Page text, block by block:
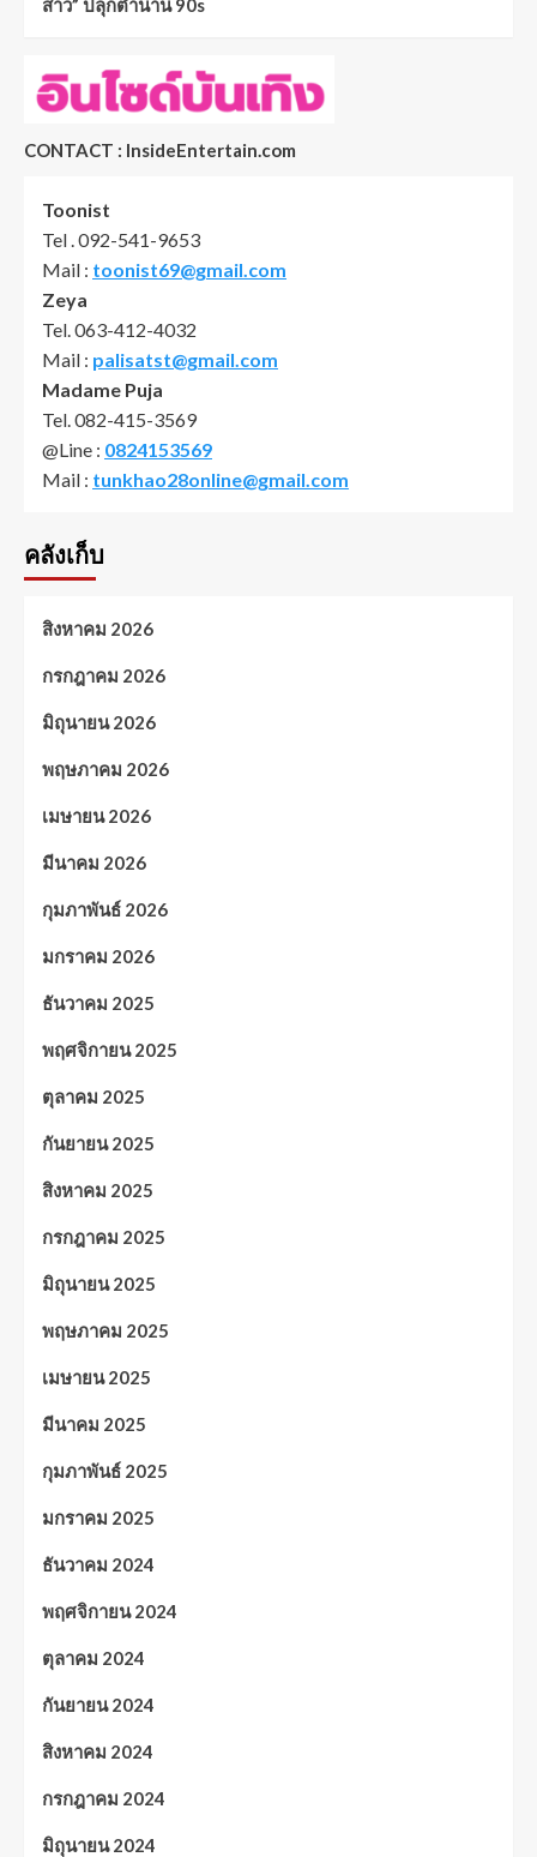
สาว” ปลุกตำนาน 90s
CONTACT : InsideEntertain.com
Toonist
Tel . 092-541-9653
Mail : toonist69@gmail.com
Zeya
Tel. 063-412-4032
Mail : palisatst@gmail.com
Madame Puja
Tel. 082-415-3569
@Line : 0824153569
Mail : tunkhao28online@gmail.com
คลังเก็บ
สิงหาคม 2026
กรกฎาคม 2026
มิถุนายน 2026
พฤษภาคม 2026
เมษายน 2026
มีนาคม 2026
กุมภาพันธ์ 2026
มกราคม 2026
ธันวาคม 2025
พฤศจิกายน 2025
ตุลาคม 2025
กันยายน 2025
สิงหาคม 2025
กรกฎาคม 2025
มิถุนายน 2025
พฤษภาคม 2025
เมษายน 2025
มีนาคม 2025
กุมภาพันธ์ 2025
มกราคม 2025
ธันวาคม 2024
พฤศจิกายน 2024
ตุลาคม 2024
กันยายน 2024
สิงหาคม 2024
กรกฎาคม 2024
มิถุนายน 2024